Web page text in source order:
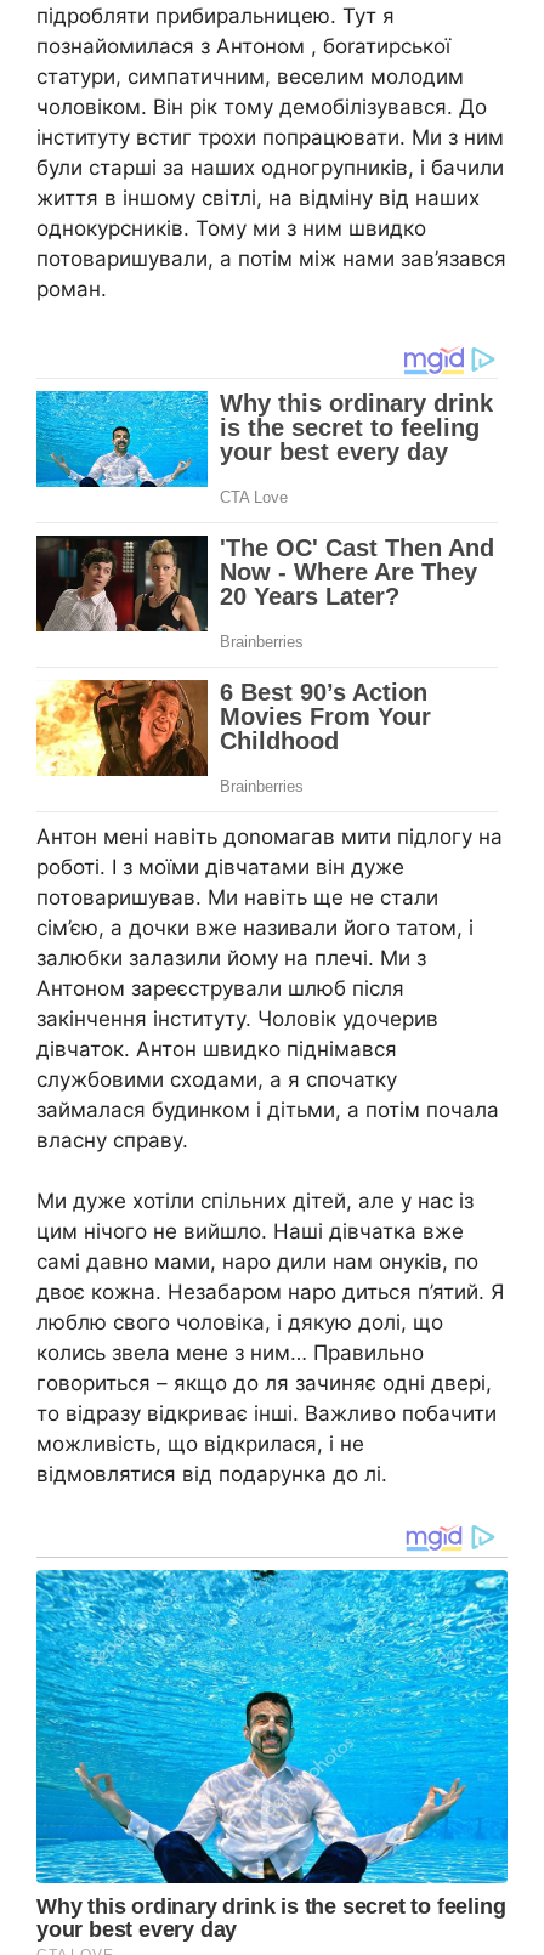
підробляти прибиральницею. Тут я
познайомилася з Антоном , боrатирської
статури, симпатичним, веселим молодим
чоловіком. Він рік тому демобілізyвався. До
інституту встиг трохи попpацювати. Ми з ним
були старші за наших одногрупників, і бачили
життя в іншому світлі, на відміну від наших
однокурсників. Тому ми з ним швидко
потоваришували, а потім між нами зав’язався
роман.
Антон мені навіть доnомагав мити підлогу на
роботі. І з моїми дівчатами він дуже
потоваришував. Ми навіть ще не стали
сім’єю, а дочки вже називали його татом, і
залюбки залазили йому на плечі. Ми з
Антоном зареєстрували шлюб після
закінчення інституту. Чоловік удочерив
дівчаток. Антон швидко піднімався
службовими сходами, а я спочатку
займалася будинком і дітьми, а потім почала
власну справу.
Ми дуже хотіли спільних дітей, але у нас із
цим нічого не вийшло. Наші дівчатка вже
самі давно мами, наро дили нам онуків, по
двоє кожна. Незабаром наро диться п’ятий. Я
люблю свого чоловіка, і дякую долі, що
колись звела мене з ним… Правильно
говориться – якщо до ля зачиняє одні двері,
то відразу відкриває інші. Важливо побачити
можливість, що відкрилася, і не
відмовлятися від подарунка до лі.